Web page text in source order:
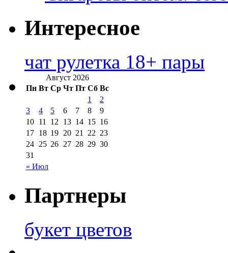
Интересное
чат рулетка 18+ пары
Август 2026
Пн Вт Ср Чт Пт Сб Вс
« Июл
1
2
3
4 5 6 7 8
9
10 11 12 13 14 15 16
17 18 19 20 21 22 23
24 25 26 27 28 29 30
31
Партнеры
букет цветов